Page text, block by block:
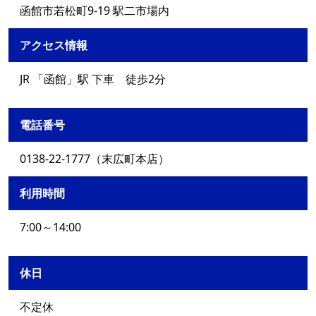
函館市若松町9-19 駅二市場内
アクセス情報
JR 「函館」駅 下車 徒歩2分
電話番号
0138-22-1777（末広町本店）
利用時間
7:00～14:00
休日
不定休